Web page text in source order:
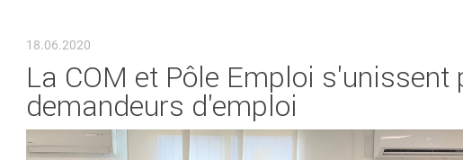
18.06.2020
La COM et Pôle Emploi
demandeurs d'emploi